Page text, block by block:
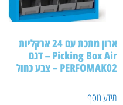
ארון מתכת עם 24 ארקליות
Picking Box Air – דגם
PERFOMAK02 – צבע כחול
מידע נוסף